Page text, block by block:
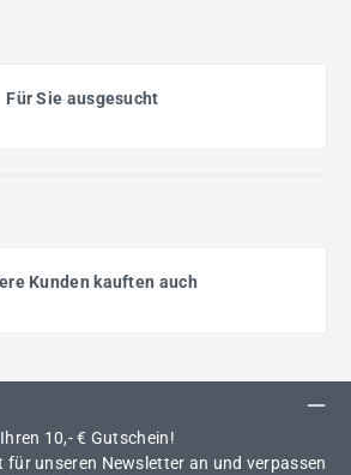
Für Sie ausgesucht
Kunden kauften auch
10,- € Gutschein!
für unseren Newsletter an und verpassen